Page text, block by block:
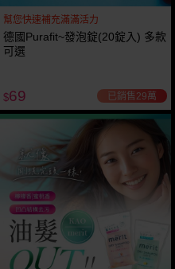
幫您快速補充滿滿活力
德國Purafit~發泡錠(20錠入) 多款
可選
$69 已銷售29萬